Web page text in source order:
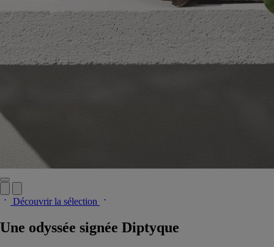
Découvrir la sélection
Une odyssée signée Diptyque